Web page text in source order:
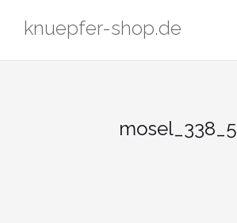
Inhaltknuepfer-shop.de
mosel_338_5